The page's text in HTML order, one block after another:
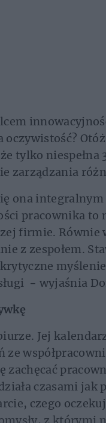
oczywistość?
tylko niespełna
zarządzania
ona
pracownika
firmie. Równie
z zespołem.
− wyjaśnia
Jej
ze
zachęcać
czasami jak
czego
z którymi